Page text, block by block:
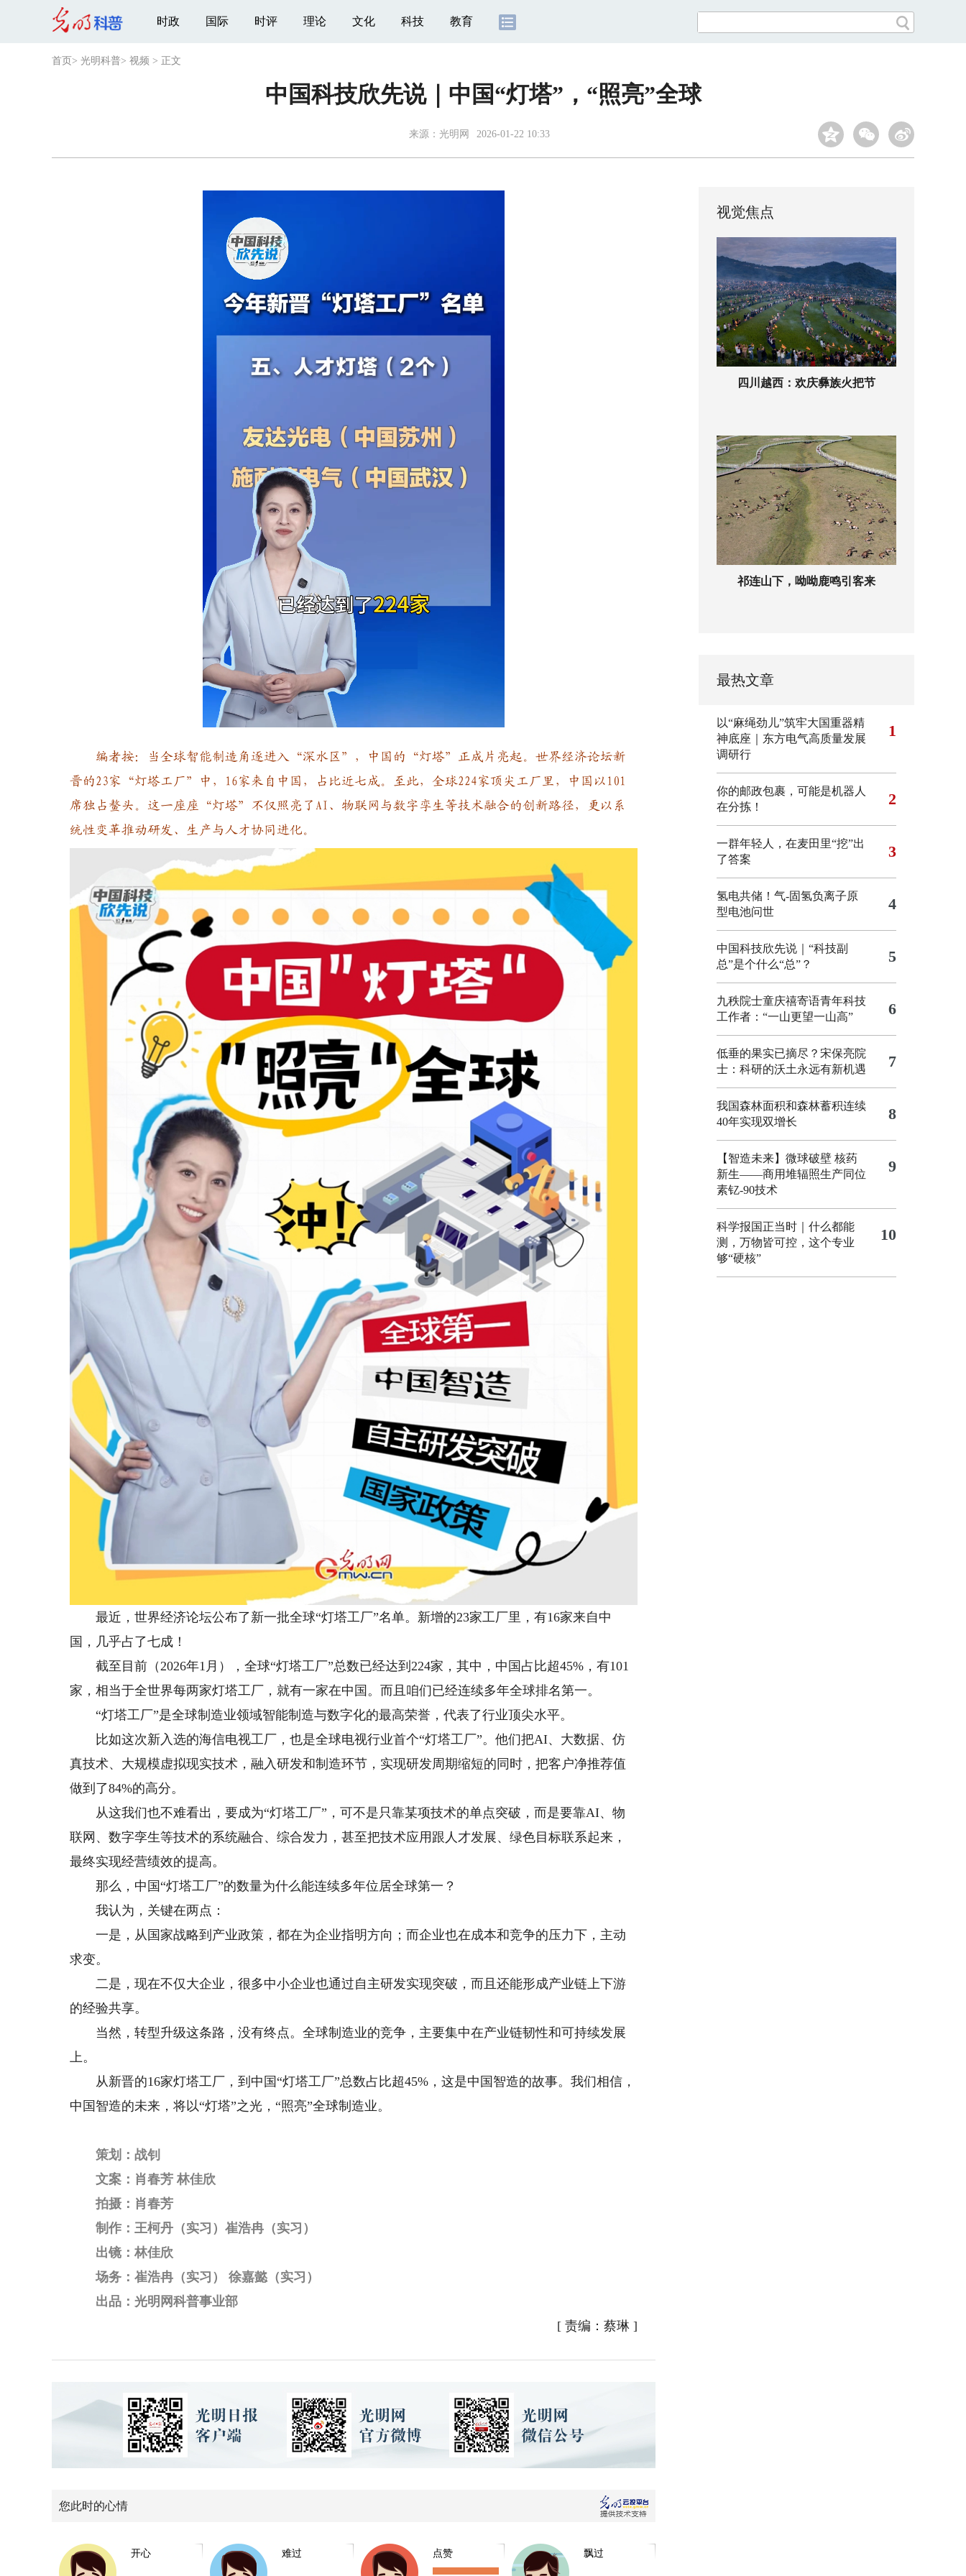
时政 国际 时评 理论 文化 科技 教育
首页 > 光明科普> 视频 > 正文
中国科技欣先说｜中国“灯塔”，“照亮”全球
来源： 光明网 2026-01-22 10:33
UnmuteLoaded
Rate
编者按：当全球智能制造角逐进入“深水区”，中国的“灯塔”正成片亮起。世界经济论坛新
晋的23家“灯塔工厂”中，16家来自中国，占比近七成。至此，全球224家顶尖工厂里，中国以101
席独占鳌头。这一座座“灯塔”不仅照亮了AI、物联网与数字孪生等技术融合的创新路径，更以系
统性变革推动研发、生产与人才协同进化。
最近，世界经济论坛公布了新一批全球“灯塔工厂”名单。新增的23家工厂里，有16家来自中
国，几乎占了七成！
截至目前（2026年1月），全球“灯塔工厂”总数已经达到224家，其中，中国占比超45%，有101
家，相当于全世界每两家灯塔工厂，就有一家在中国。而且咱们已经连续多年全球排名第一。
“灯塔工厂”是全球制造业领域智能制造与数字化的最高荣誉，代表了行业顶尖水平。
比如这次新入选的海信电视工厂，也是全球电视行业首个“灯塔工厂”。他们把AI、大数据、仿
真技术、大规模虚拟现实技术，融入研发和制造环节，实现研发周期缩短的同时，把客户净推荐值
做到了84%的高分。
从这我们也不难看出，要成为“灯塔工厂”，可不是只靠某项技术的单点突破，而是要靠AI、物
联网、数字孪生等技术的系统融合、综合发力，甚至把技术应用跟人才发展、绿色目标联系起来，
最终实现经营绩效的提高。
那么，中国“灯塔工厂”的数量为什么能连续多年位居全球第一？
我认为，关键在两点：
一是，从国家战略到产业政策，都在为企业指明方向；而企业也在成本和竞争的压力下，主动
求变。
二是，现在不仅大企业，很多中小企业也通过自主研发实现突破，而且还能形成产业链上下游
的经验共享。
当然，转型升级这条路，没有终点。全球制造业的竞争，主要集中在产业链韧性和可持续发展
上。
从新晋的16家灯塔工厂，到中国“灯塔工厂”总数占比超45%，这是中国智造的故事。我们相信，
中国智造的未来，将以“灯塔”之光，“照亮”全球制造业。
策划：战钊
文案：肖春芳 林佳欣
拍摄：肖春芳
制作：王柯丹（实习）崔浩冉（实习）
出镜：林佳欣
场务：崔浩冉（实习） 徐嘉懿（实习）
出品：光明网科普事业部
[ 责编：蔡琳 ]
您此时的心情
开心 难过 点赞 飘过
视觉焦点
四川越西：欢庆彝族火把节
祁连山下，呦呦鹿鸣引客来
最热文章
以“麻绳劲儿”筑牢大国重器精
神底座｜东方电气高质量发展
调研行
1
你的邮政包裹，可能是机器人
在分拣！
2
一群年轻人，在麦田里“挖”出
了答案
3
氢电共储！气-固氢负离子原
型电池问世
4
中国科技欣先说｜“科技副
总”是个什么“总”？
5
九秩院士童庆禧寄语青年科技
工作者：“一山更望一山高”
6
低垂的果实已摘尽？宋保亮院
士：科研的沃土永远有新机遇
7
我国森林面积和森林蓄积连续
40年实现双增长
8
【智造未来】微球破壁 核药
新生——商用堆辐照生产同位
素钇-90技术
9
科学报国正当时｜什么都能
测，万物皆可控，这个专业
够“硬核”
10